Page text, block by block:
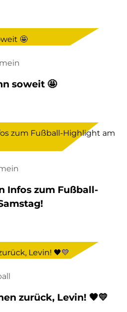
soweit 🤩
Infos zum Fußball-
zurück, Levin! 🖤💛